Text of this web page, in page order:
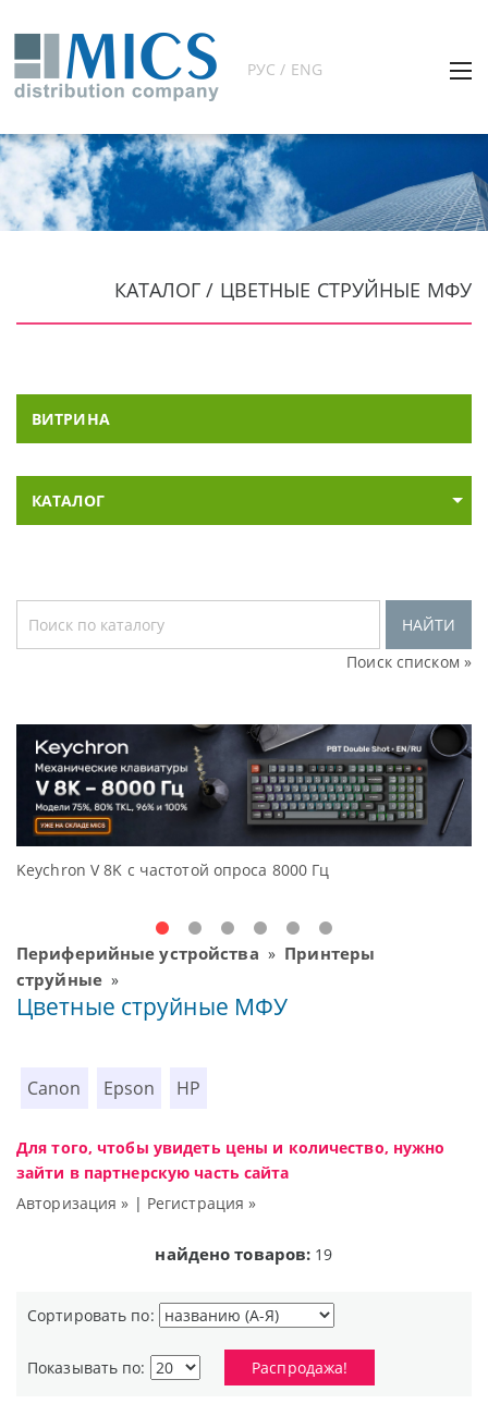
РУС / ENG
КАТАЛОГ / ЦВЕТНЫЕ СТРУЙНЫЕ МФУ
ВИТРИНА
КАТАЛОГ
НАЙТИ
Поиск списком »
Keychron V 8K с частотой опроса 8000 Гц
Периферийные устройства » Принтеры
струйные»
Цветные струйные МФУ
Canon Epson HP
Для того, чтобы увидеть цены и количество, нужно
зайти в партнерскую часть сайта
Авторизация » | Регистрация »
найдено товаров: 19
Сортировать по:
Показывать по: Распродажа!